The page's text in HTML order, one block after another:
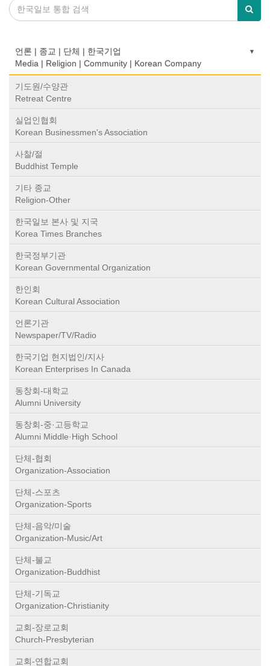
언론 | 종교 | 단체 | 한국기업
Media | Religion | Community | Korean Company
기도원/수양관
Retreat Centre
실업인협회
Korean Businessmen's Association
사찰/절
Buddhist Temple
기타 종교
Religion-Other
한국일보 본사 및 지국
Korea Times Branches
한국정부기관
Korean Governmental Organization
한인회
Korean Cultural Association
언론기관
Newspaper/TV/Radio
한국기업 현지법인/지사
Korean Enterprises In Canada
동창회-대학교
Alumni University
동창회-중·고등학교
Alumni Middle·High School
단체-협회
Organization-Association
단체-스포츠
Organization-Sports
단체-음악/미술
Organization-Music/Art
단체-불교
Organization-Buddhist
단체-기독교
Organization-Christianity
교회-장로교회
Church-Presbyterian
교회-연합교회